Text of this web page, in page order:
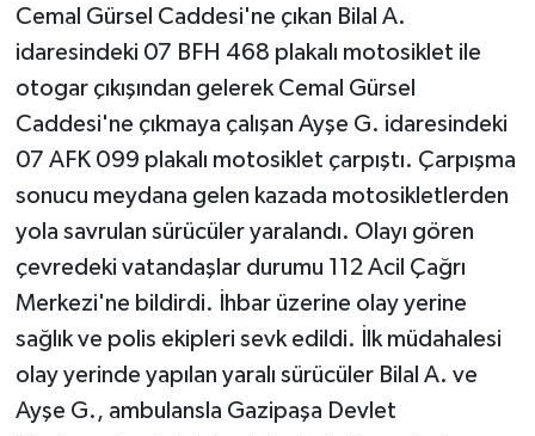
Cemal Gürsel Caddesi'ne çıkan Bilal A.
idaresindeki 07 BFH 468 plakalı motosiklet ile
otogar çıkışından gelerek Cemal Gürsel
Caddesi'ne çıkmaya çalışan Ayşe G. idaresindeki
07 AFK 099 plakalı motosiklet çarpıştı. Çarpışma
sonucu meydana gelen kazada motosikletlerden
yola savrulan sürücüler yaralandı. Olayı gören
çevredeki vatandaşlar durumu 112 Acil Çağrı
Merkezi'ne bildirdi. İhbar üzerine olay yerine
sağlık ve polis ekipleri sevk edildi. İlk müdahalesi
olay yerinde yapılan yaralı sürücüler Bilal A. ve
Ayşe G., ambulansla Gazipaşa Devlet
Siyaset
Sosyal medya
Spor
Teknoloji
Televizyon
Turizm
Yaşam